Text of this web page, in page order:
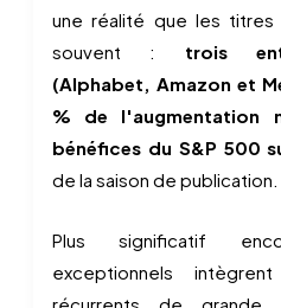
une réalité que les
souvent : trois
(Alphabet, Amazon et
% de l'augmentation
bénéfices du S&P 500
de la saison de publication.
Plus significatif
exceptionnels